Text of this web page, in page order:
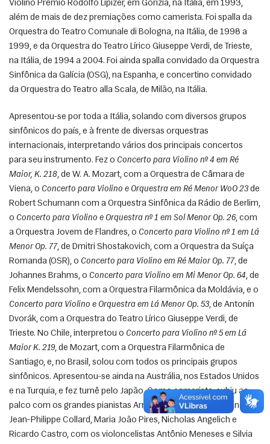
Violino Prêmio Rodolfo Lipizer, em Gorizia, na Itália, em 1993,
além de mais de dez premiações como camerista. Foi spalla da
Orquestra do Teatro Comunale di Bologna, na Itália, de 1998 a
1999, e da Orquestra do Teatro Lírico Giuseppe Verdi, de Trieste,
na Itália, de 1994 a 2004. Foi ainda spalla convidado da Orquestra
Sinfônica da Galícia (OSG), na Espanha, e concertino convidado
da Orquestra do Teatro alla Scala, de Milão, na Itália.
Apresentou-se por toda a Itália, solando com diversos grupos
sinfônicos do país, e à frente de diversas orquestras
internacionais, interpretando vários dos principais concertos
para seu instrumento. Fez o Concerto para Violino nº 4 em Ré
Maior, K. 218, de W. A. Mozart, com a Orquestra de Câmara de
Viena, o Concerto para Violino e Orquestra em Ré Menor WoO 23 de
Robert Schumann com a Orquestra Sinfônica da Rádio de Berlim,
o Concerto para Violino e Orquestra nº 1 em Sol Menor Op. 26, com
a Orquestra Jovem de Flandres, o Concerto para Violino nº 1 em Lá
Menor Op. 77, de Dmitri Shostakovich, com a Orquestra da Suíça
Romanda (OSR), o Concerto para Violino em Ré Maior Op. 77, de
Johannes Brahms, o Concerto para Violino em Mi Menor Op. 64, de
Concerto para Violino e Orquestra em Lá Menor Op. 53, de Antonín
Dvorák, com a Orquestra do Teatro Lírico Giuseppe Verdi, de
Trieste. No Chile, interpretou o Concerto para Violino nº 5 em Lá
Maior K. 219, de Mozart, com a Orquestra Filarmônica de
Santiago, e, no Brasil, solou com todos os principais grupos
sinfônicos. Apresentou-se ainda na Austrália, nos Estados Unidos
e na Turquia, e fez turnê pelo Japão. Como camerista, subiu ao
palco com os grandes pianistas Arnaldo Cohen, Caio Pagano,
Jean-Philippe Collard, Maria João Pires, Nicholas Angelich e
Ricardo Castro, com os violoncelistas Antônio Meneses e Silvia